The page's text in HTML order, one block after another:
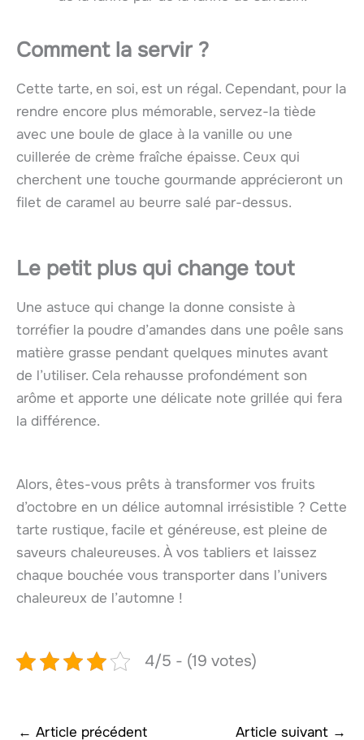
Comment la servir ?
Cette tarte, en soi, est un régal. Cependant, pour la
rendre encore plus mémorable, servez-la tiède
avec une boule de glace à la vanille ou une
cuillerée de crème fraîche épaisse. Ceux qui
cherchent une touche gourmande apprécieront un
filet de caramel au beurre salé par-dessus.
Le petit plus qui change tout
Une astuce qui change la donne consiste à
torréfier la poudre d’amandes dans une poêle sans
matière grasse pendant quelques minutes avant
de l’utiliser. Cela rehausse profondément son
arôme et apporte une délicate note grillée qui fera
la différence.
Alors, êtes-vous prêts à transformer vos fruits
d’octobre en un délice automnal irrésistible ? Cette
tarte rustique, facile et généreuse, est pleine de
saveurs chaleureuses. À vos tabliers et laissez
chaque bouchée vous transporter dans l’univers
chaleureux de l’automne !
4/5 - (19 votes)
← Article précédent Article suivant →